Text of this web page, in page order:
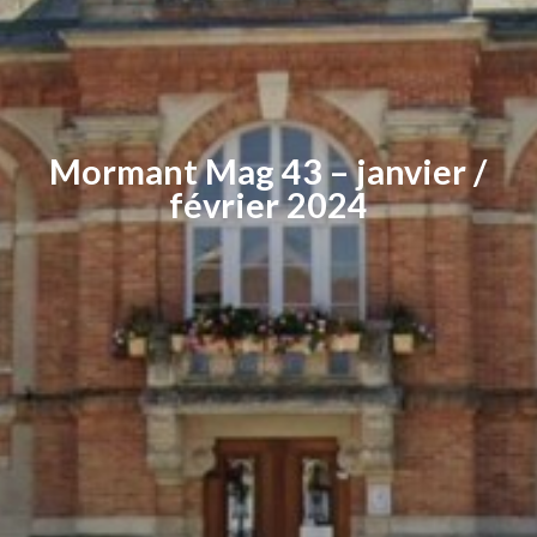
Mormant Mag 43 – janvier /
février 2024